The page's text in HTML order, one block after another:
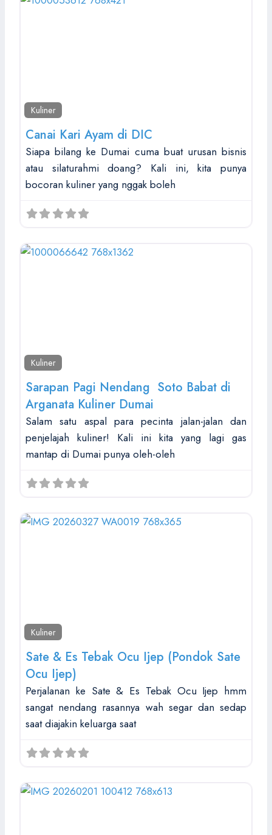
Kuliner
Canai Kari Ayam di DIC
Siapa bilang ke Dumai cuma buat urusan bisnis
atau silaturahmi doang? Kali ini, kita punya
bocoran kuliner yang nggak boleh
Kuliner
Sarapan Pagi Nendang Soto Babat di
Arganata Kuliner Dumai
Salam satu aspal para pecinta jalan-jalan dan
penjelajah kuliner! Kali ini kita yang lagi gas
mantap di Dumai punya oleh-oleh
Kuliner
Sate & Es Tebak Ocu Ijep (Pondok Sate
Ocu Ijep)
Perjalanan ke Sate & Es Tebak Ocu Ijep hmm
sangat nendang rasannya wah segar dan sedap
saat diajakin keluarga saat